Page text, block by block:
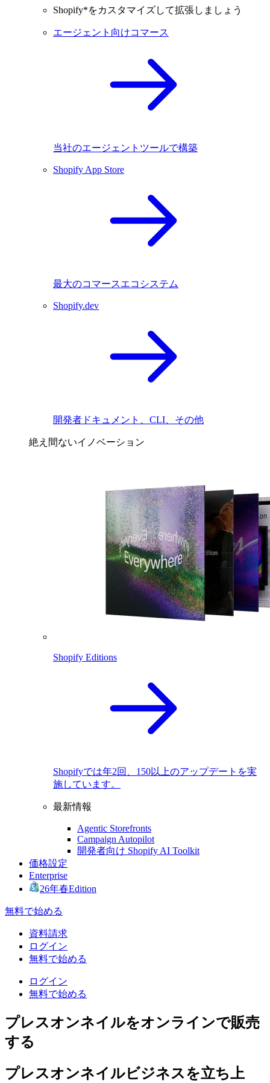
Shopify*をカスタマイズして拡張しましょう
エージェント向けコマース
当社のエージェントツールで構築
Shopify App Store
最大のコマースエコシステム
Shopify.dev
開発者ドキュメント、CLI、その他
絶え間ないイノベーション
Shopify Editions
Shopifyでは年2回、150以上のアップデートを実
施しています。
最新情報
Agentic Storefronts
Campaign Autopilot
開発者向け Shopify AI Toolkit
価格設定
Enterprise
26年春Edition
無料で始める
資料請求
ログイン
無料で始める
ログイン
無料で始める
プレスオンネイルをオンラインで販売
する
プレスオンネイルビジネスを立ち上